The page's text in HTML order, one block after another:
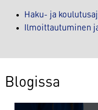
Haku- ja
Ilmoittautuminen
Blogissa